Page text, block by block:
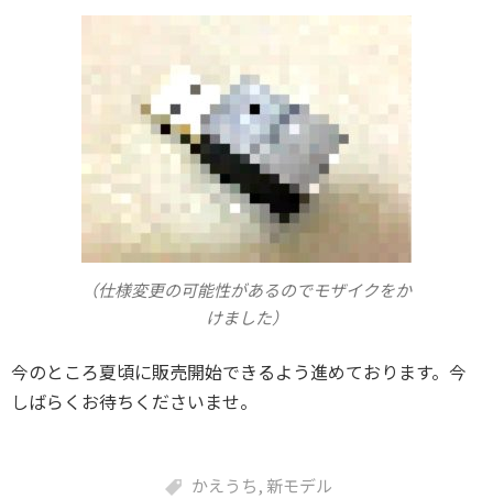
（仕様変更の可能性があるのでモザイクをか
けました）
今のところ夏頃に販売開始できるよう進めております。今
しばらくお待ちくださいませ。
かえうち, 新モデル